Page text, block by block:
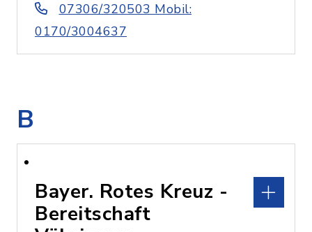
07306/320503 Mobil:
0170/3004637
B
Bayer. Rotes Kreuz -
Bereitschaft